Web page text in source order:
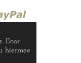
Door
hiermee